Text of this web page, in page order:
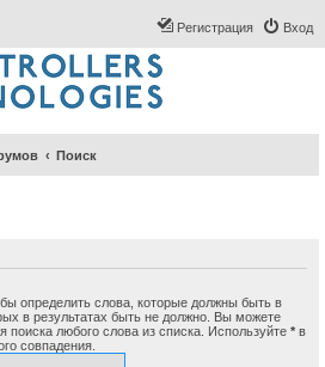
Вход
Регистрация
Поиск
определить слова, которые должны быть в
в результатах быть не должно. Вы можете
поиска любого слова из списка. Используйте * в
совпадения.